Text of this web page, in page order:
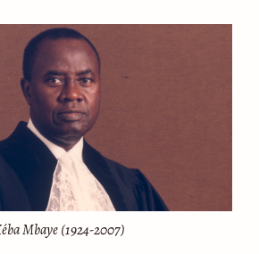
Mbaye (1924-2007)